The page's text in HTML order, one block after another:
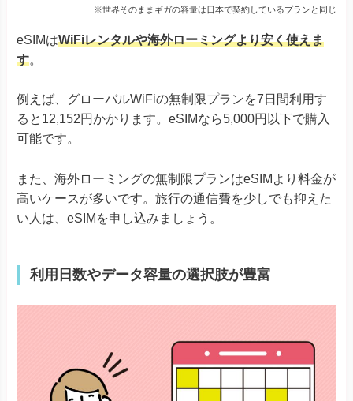
※世界そのままギガの容量は日本で契約しているプランと同じ
eSIMはWiFiレンタルや海外ローミングより安く使えま
す。
例えば、グローバルWiFiの無制限プランを7日間利用す
ると12,152円かかります。eSIMなら5,000円以下で購入
可能です。
また、海外ローミングの無制限プランはeSIMより料金が
高いケースが多いです。旅行の通信費を少しでも抑えた
い人は、eSIMを申し込みましょう。
利用日数やデータ容量の選択肢が豊富